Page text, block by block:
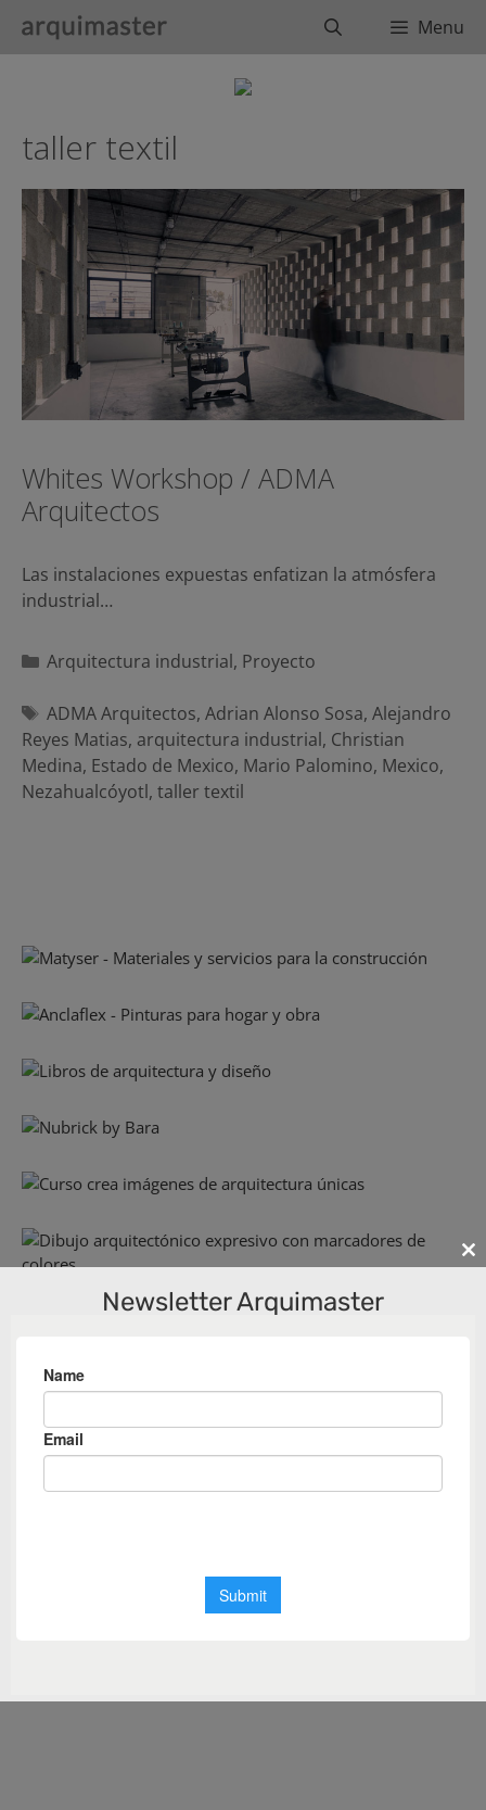
BuscarMenu
taller textil
Whites Workshop / ADMA
Arquitectos
Las instalaciones expuestas enfatizan la atmósfera
industrial…
Categorías
Arquitectura industrial, Proyecto
Etiquetas
ADMA Arquitectos, Adrian Alonso Sosa, Alejandro
Reyes Matias, arquitectura industrial, Christian
Medina, Estado de Mexico, Mario Palomino, Mexico,
Nezahualcóyotl, taller textil
Newsletter Arquimaster